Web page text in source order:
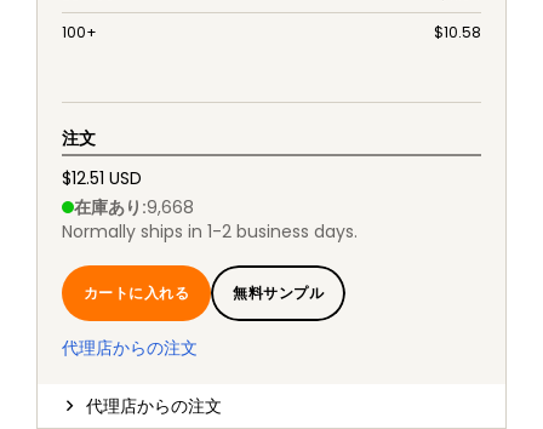
100+
$10.58
注文
$12.51 USD
在庫あり :9,668
Normally ships in 1-2 business days.
カートに入れる 無料サンプル
代理店からの注文
代理店からの注文